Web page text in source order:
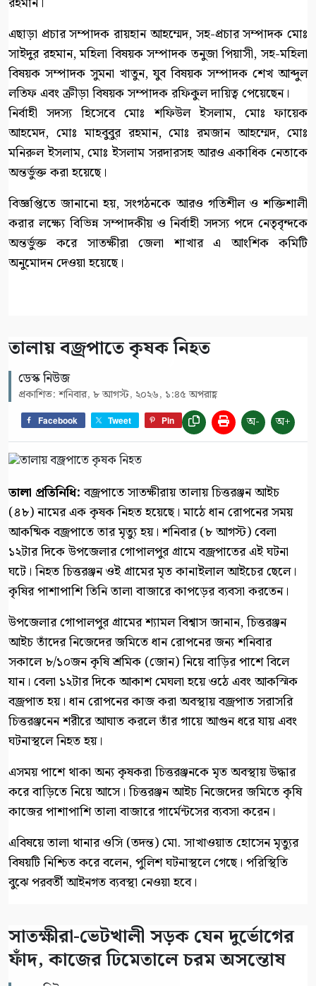
এছাড়া প্রচার সম্পাদক রায়হান আহম্মেদ, সহ-প্রচার সম্পাদক মোঃ
সাইদুর রহমান, মহিলা বিষয়ক সম্পাদক তনুজা পিয়াসী, সহ-মহিলা
বিষয়ক সম্পাদক সুমনা খাতুন, যুব বিষয়ক সম্পাদক শেখ আব্দুল
লতিফ এবং ক্রীড়া বিষয়ক সম্পাদক রফিকুল দায়িত্ব পেয়েছেন।
নির্বাহী সদস্য হিসেবে মোঃ শফিউল ইসলাম, মোঃ ফায়েক
আহমেদ, মোঃ মাহবুবুর রহমান, মোঃ রমজান আহম্মেদ, মোঃ
মনিরুল ইসলাম, মোঃ ইসলাম সরদারসহ আরও একাধিক নেতাকে
অন্তর্ভুক্ত করা হয়েছে।
বিজ্ঞপ্তিতে জানানো হয়, সংগঠনকে আরও গতিশীল ও শক্তিশালী
করার লক্ষ্যে বিভিন্ন সম্পাদকীয় ও নির্বাহী সদস্য পদে নেতৃবৃন্দকে
অন্তর্ভুক্ত করে সাতক্ষীরা জেলা শাখার এ আংশিক কমিটি
অনুমোদন দেওয়া হয়েছে।
তালায় বজ্রপাতে কৃষক নিহত
ডেস্ক নিউজ
প্রকাশিত: শনিবার, ৮ আগস্ট, ২০২৬, ১:৪৫ অপরাহ্ণ
Facebook Tweet Pin অ- অ+
‎তালা প্রতিনিধি:‎বজ্রপাতে সাতক্ষীরায় তালায় চিত্তরঞ্জন আইচ
(৪৮) নামের এক কৃষক নিহত হয়েছে। মাঠে ধান রোপনের সময়
আকষ্মিক বজ্রপাতে তার মৃত্যু হয়। শনিবার (৮ আগস্ট) বেলা
১২টার দিকে উপজেলার গোপালপুর গ্রামে বজ্রপাতের এই ঘটনা
ঘটে। নিহত চিত্তরঞ্জন ওই গ্রামের মৃত কানাইলাল আইচের ছেলে।
কৃষির পাশাপাশি তিনি তালা বাজারে কাপড়ের ব্যবসা করতেন।
‎উপজেলার গোপালপুর গ্রামের শ্যামল বিশ্বাস জানান, চিত্তরঞ্জন
আইচ তাঁদের নিজেদের জমিতে ধান রোপনের জন্য শনিবার
সকালে ৮/১০জন কৃষি শ্রমিক (জোন) নিয়ে বাড়ির পাশে বিলে
যান। বেলা ১২টার দিকে আকাশ মেঘলা হয়ে ওঠে এবং আকস্মিক
বজ্রপাত হয়। ধান রোপনের কাজ করা অবস্থায় বজ্রপাত সরাসরি
চিত্তরঞ্জনেন শরীরে আঘাত করলে তাঁর গায়ে আগুন ধরে যায় এবং
ঘটনাস্থলে নিহত হয়।
এসময় পাশে থাকা অন্য কৃষকরা চিত্তরঞ্জনকে মৃত অবস্থায় উদ্ধার
করে বাড়িতে নিয়ে আসে। চিত্তরঞ্জন আইচ নিজেদের জমিতে কৃষি
কাজের পাশাপাশি তালা বাজারে গার্মেন্টসের ব্যবসা করেন।
‎এবিষয়ে তালা থানার ওসি (তদন্ত) মো. সাখাওয়াত হোসেন মৃত্যুর
বিষয়টি নিশ্চিত করে বলেন, পুলিশ ঘটনাস্থলে গেছে। পরিস্থিতি
বুঝে পরবর্তী আইনগত ব্যবস্থা নেওয়া হবে।
সাতক্ষীরা-ভেটখালী সড়ক যেন দুর্ভোগের
ফাঁদ, কাজের ঢিমেতালে চরম অসন্তোষ